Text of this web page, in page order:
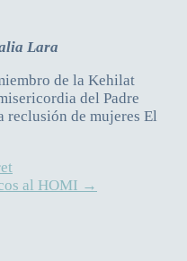
Lara
de la Kehilat
del Padre
reclusión de mujeres El
al HOMI →